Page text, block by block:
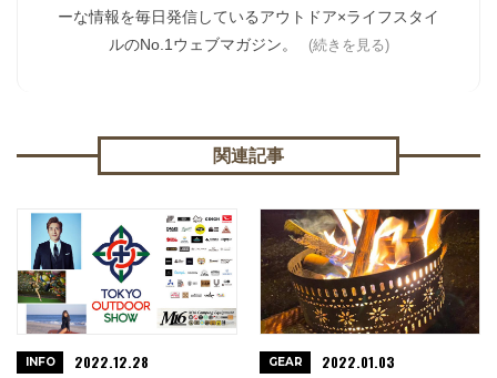
ーな情報を毎日発信しているアウトドア×ライフスタイ
ルのNo.1ウェブマガジン。
(続きを見る)
関連記事
INFO 2022.12.28 GEAR 2022.01.03